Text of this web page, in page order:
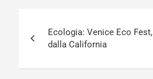
articoli
Ecologia: Venice Eco
dalla California